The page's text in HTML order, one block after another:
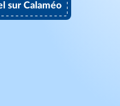
sur Calaméo